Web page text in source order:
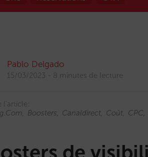
Pablo Delgado
15/03/2023 8 minutes de lecture
l'article:
Boosters Canaldirect Coût CPC
de